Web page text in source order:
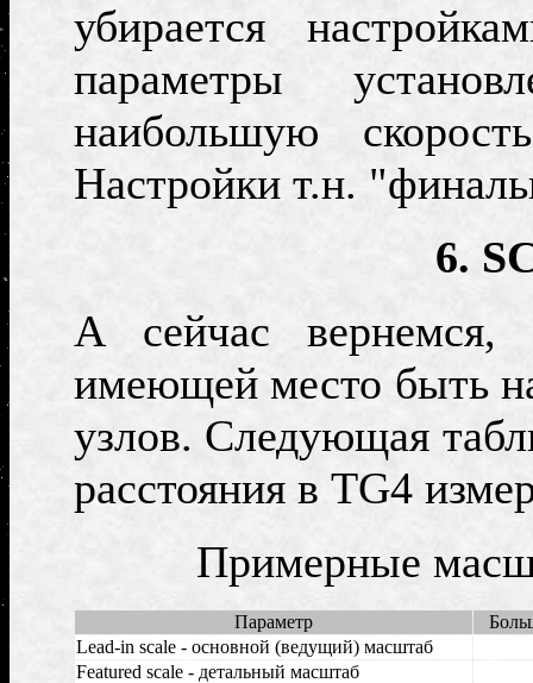
убирается
параметры
наибольшую
Настройки т.н.
6.
А сейчас
имеющей место быть
узлов. Следующая
расстояния в TG4
Примерные
Параметр
Lead-in scale - основной (ведущий) масштаб
Featured scale - детальный масштаб